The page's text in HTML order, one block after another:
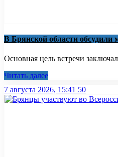
В Брянской области
Основная цель встречи
Читать далее
7 августа 2026, 15:41 50